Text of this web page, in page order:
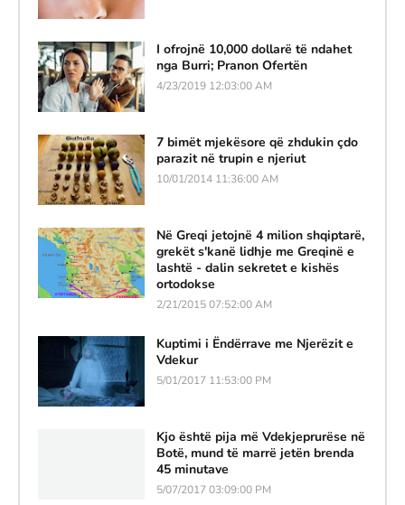
I ofrojnë 10,000 dollarë të ndahet
nga Burri; Pranon Ofertën
4/23/2019 12:03:00 AM
7 bimët mjekësore që zhdukin çdo
parazit në trupin e njeriut
10/01/2014 11:36:00 AM
Në Greqi jetojnë 4 milion shqiptarë,
grekët s'kanë lidhje me Greqinë e
lashtë - dalin sekretet e kishës
ortodokse
2/21/2015 07:52:00 AM
Kuptimi i Ëndërrave me Njerëzit e
Vdekur
5/01/2017 11:53:00 PM
Kjo është pija më Vdekjeprurëse në
Botë, mund të marrë jetën brenda
45 minutave
5/07/2017 03:09:00 PM